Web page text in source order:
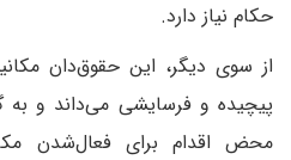
حکام نیاز دارد.
از سوی دیگر، این حقوق‌دان‌
پیچیده و فرسایشی می‌داند و به
محض اقدام برای فعال‌شدن